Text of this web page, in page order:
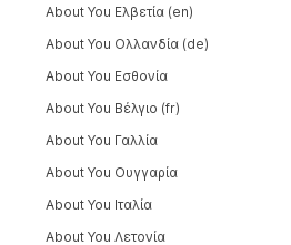
About You Ελβετία (en)
About You Ολλανδία (de)
About You Εσθονία
About You Βέλγιο (fr)
About You Γαλλία
About You Ουγγαρία
About You Ιταλία
About You Λετονία